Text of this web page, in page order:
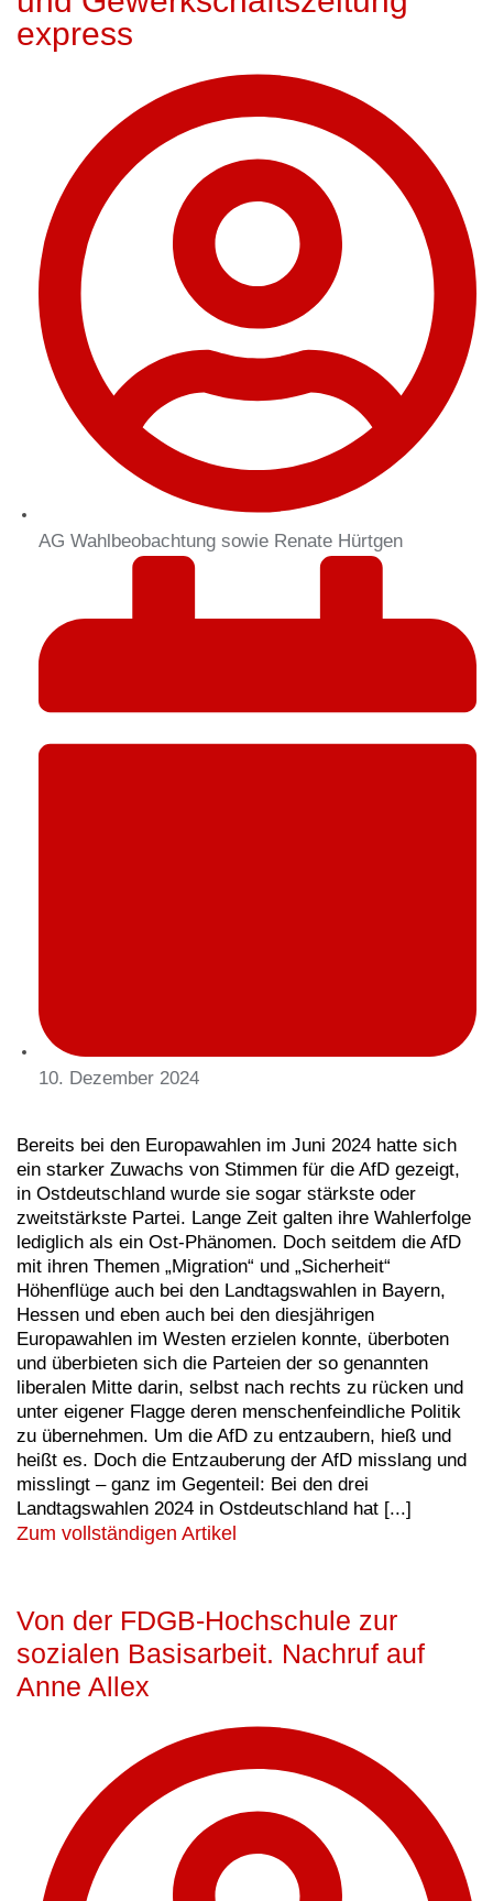
express
AG Wahlbeobachtung sowie Renate Hürtgen
10. Dezember 2024
Bereits bei den Europawahlen im Juni 2024 hatte sich
ein starker Zuwachs von Stimmen für die AfD gezeigt,
in Ostdeutschland wurde sie sogar stärkste oder
zweitstärkste Partei. Lange Zeit galten ihre Wahlerfolge
lediglich als ein Ost-Phänomen. Doch seitdem die AfD
mit ihren Themen „Migration“ und „Sicherheit“
Höhenflüge auch bei den Landtagswahlen in Bayern,
Hessen und eben auch bei den diesjährigen
Europawahlen im Westen erzielen konnte, überboten
und überbieten sich die Parteien der so genannten
liberalen Mitte darin, selbst nach rechts zu rücken und
unter eigener Flagge deren menschenfeindliche Politik
zu übernehmen. Um die AfD zu entzaubern, hieß und
heißt es. Doch die Entzauberung der AfD misslang und
misslingt – ganz im Gegenteil: Bei den drei
Landtagswahlen 2024 in Ostdeutschland hat [...]
Zum vollständigen Artikel
Von der FDGB-Hochschule zur
sozialen Basisarbeit. Nachruf auf
Anne Allex